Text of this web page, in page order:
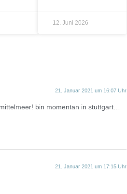
12. Juni 2026
21. Januar 2021 um 16:07 Uhr
bin momentan in stuttgart…
21. Januar 2021 um 17:15 Uhr